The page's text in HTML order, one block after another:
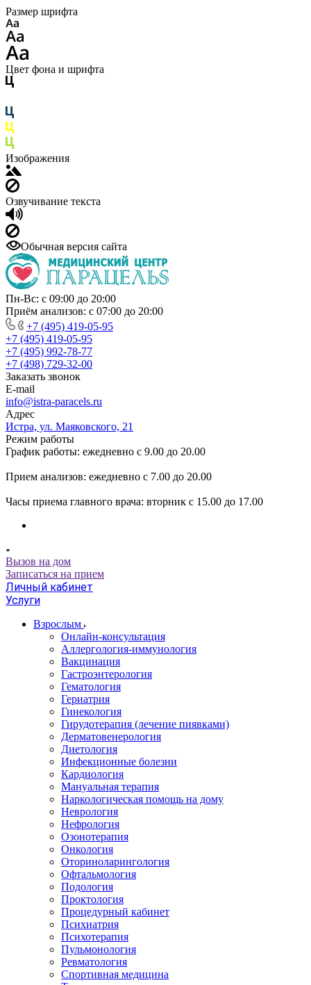
Размер шрифта
Цвет фона и шрифта
Изображения
Озвучивание текста
Обычная версия сайта
Пн-Вс: с 09:00 до 20:00
Приём анализов: с 07:00 до 20:00
+7 (495) 419-05-95
+7 (495) 419-05-95
+7 (495) 992-78-77
+7 (498) 729-32-00
Заказать звонок
E-mail
info@istra-paracels.ru
Адрес
Истра, ул. Маяковского, 21
Режим работы
График работы: ежедневно с 9.00 до 20.00
Прием анализов: ежедневно с 7.00 до 20.00
Часы приема главного врача: вторник с 15.00 до 17.00
Вызов на дом
Записаться на прием
Личный кабинет
Услуги
Взрослым
Онлайн-консультация
Аллергология-иммунология
Вакцинация
Гастроэнтерология
Гематология
Гериатрия
Гинекология
Гирудотерапия (лечение пиявками)
Дерматовенерология
Диетология
Инфекционные болезни
Кардиология
Мануальная терапия
Наркологическая помощь на дому
Неврология
Нефрология
Озонотерапия
Онкология
Оториноларингология
Офтальмология
Подология
Проктология
Процедурный кабинет
Психиатрия
Психотерапия
Пульмонология
Ревматология
Спортивная медицина